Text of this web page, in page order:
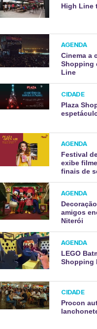
High Line
AGENDA
Cinema a
Shopping
Line
CIDADE
Plaza
AGENDA
Festival
exibe
finais de
AGENDA
amigos
Niterói
AGENDA
LEGO
Shopping
CIDADE
Procon